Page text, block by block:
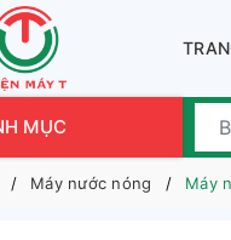
MỤC
Máy nước nóng Máy